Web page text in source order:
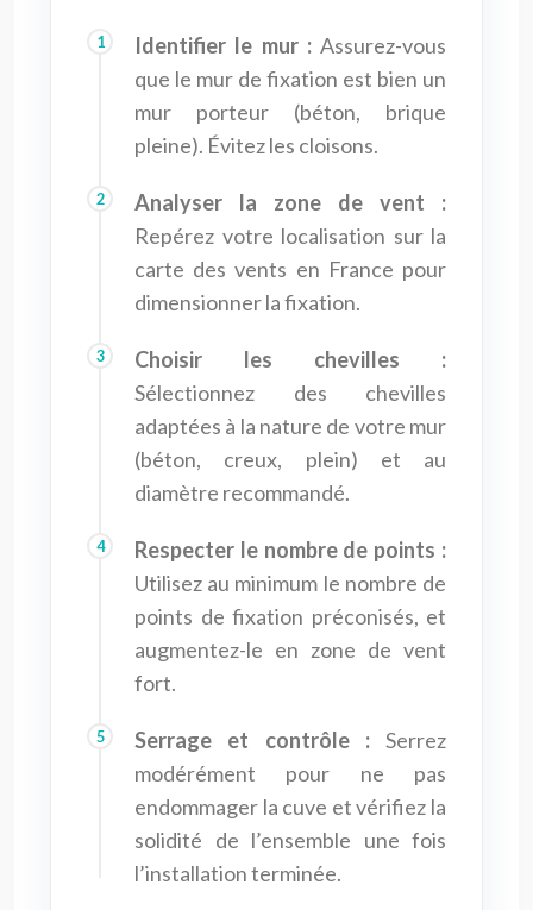
Identifier le mur :Assurez-vous
que le mur de fixation est bien un
mur porteur (béton, brique
pleine). Évitez les cloisons.
Analyser la zone de vent :
Repérez votre localisation sur la
carte des vents en France pour
dimensionner la fixation.
Choisir les chevilles :
Sélectionnez des chevilles
adaptées à la nature de votre mur
(béton, creux, plein) et au
diamètre recommandé.
Respecter le nombre de points :
Utilisez au minimum le nombre de
points de fixation préconisés, et
augmentez-le en zone de vent
fort.
Serrage et contrôle :Serrez
modérément pour ne pas
endommager la cuve et vérifiez la
solidité de l’ensemble une fois
l’installation terminée.